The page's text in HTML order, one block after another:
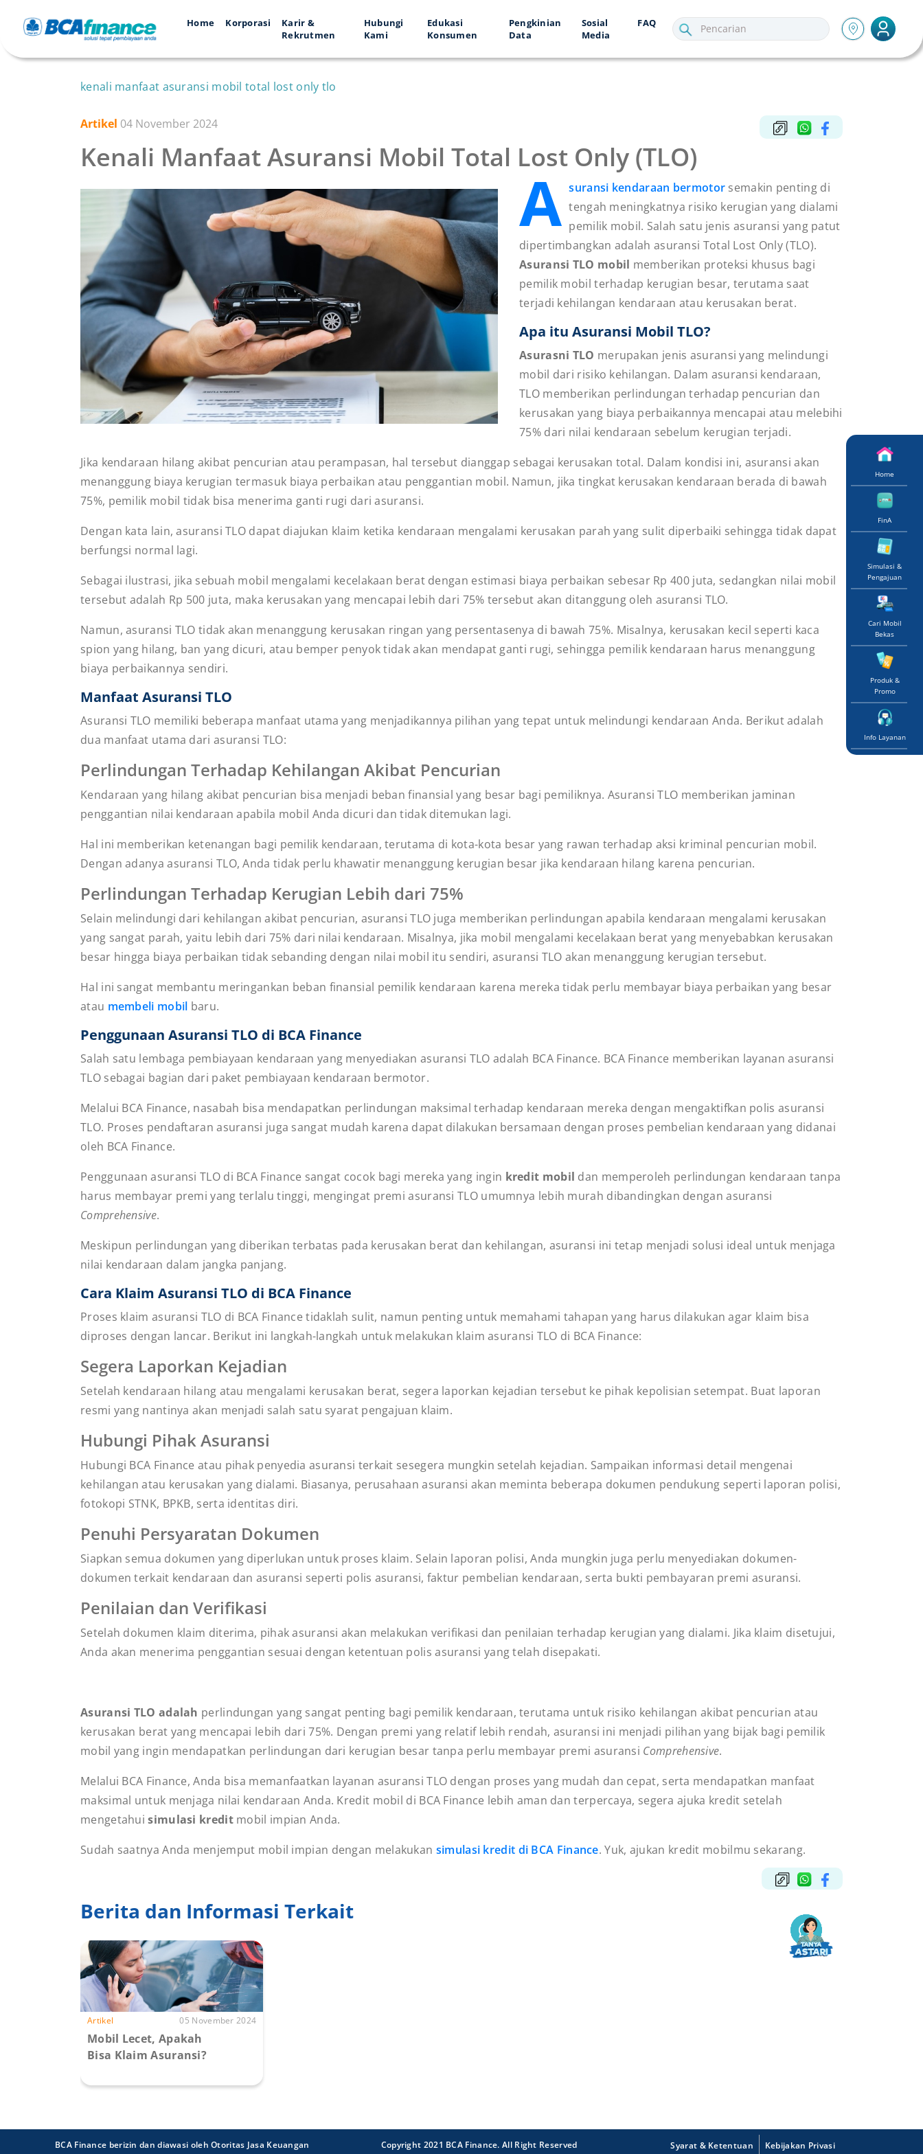
Home Korporasi
Karir &
Rekrutmen
Hubungi
Kami
Edukasi
Konsumen
Pengkinian
Data
Sosial
Media
FAQ
Home
FinA
Simulasi &
Pengajuan
Cari Mobil
Bekas
Produk &
Promo
Info Layanan
kenali manfaat asuransi mobil total lost only tlo
Artikel 04 November 2024
Kenali Manfaat Asuransi Mobil Total Lost Only (TLO)
A suransi kendaraan bermotor semakin penting di
tengah meningkatnya risiko kerugian yang dialami
pemilik mobil. Salah satu jenis asuransi yang patut
dipertimbangkan adalah asuransi Total Lost Only (TLO).
Asuransi TLO mobil memberikan proteksi khusus bagi
pemilik mobil terhadap kerugian besar, terutama saat
terjadi kehilangan kendaraan atau kerusakan berat.
Apa itu Asuransi Mobil TLO?
Asurasni TLO merupakan jenis asuransi yang melindungi
mobil dari risiko kehilangan. Dalam asuransi kendaraan,
TLO memberikan perlindungan terhadap pencurian dan
kerusakan yang biaya perbaikannya mencapai atau melebihi
75% dari nilai kendaraan sebelum kerugian terjadi.
Jika kendaraan hilang akibat pencurian atau perampasan, hal tersebut dianggap sebagai kerusakan total. Dalam kondisi ini, asuransi akan
menanggung biaya kerugian termasuk biaya perbaikan atau penggantian mobil. Namun, jika tingkat kerusakan kendaraan berada di bawah
75%, pemilik mobil tidak bisa menerima ganti rugi dari asuransi.
Dengan kata lain, asuransi TLO dapat diajukan klaim ketika kendaraan mengalami kerusakan parah yang sulit diperbaiki sehingga tidak dapat
berfungsi normal lagi.
Sebagai ilustrasi, jika sebuah mobil mengalami kecelakaan berat dengan estimasi biaya perbaikan sebesar Rp 400 juta, sedangkan nilai mobil
tersebut adalah Rp 500 juta, maka kerusakan yang mencapai lebih dari 75% tersebut akan ditanggung oleh asuransi TLO.
Namun, asuransi TLO tidak akan menanggung kerusakan ringan yang persentasenya di bawah 75%. Misalnya, kerusakan kecil seperti kaca
spion yang hilang, ban yang dicuri, atau bemper penyok tidak akan mendapat ganti rugi, sehingga pemilik kendaraan harus menanggung
biaya perbaikannya sendiri.
Manfaat Asuransi TLO
Asuransi TLO memiliki beberapa manfaat utama yang menjadikannya pilihan yang tepat untuk melindungi kendaraan Anda. Berikut adalah
dua manfaat utama dari asuransi TLO:
Perlindungan Terhadap Kehilangan Akibat Pencurian
Kendaraan yang hilang akibat pencurian bisa menjadi beban finansial yang besar bagi pemiliknya. Asuransi TLO memberikan jaminan
penggantian nilai kendaraan apabila mobil Anda dicuri dan tidak ditemukan lagi.
Hal ini memberikan ketenangan bagi pemilik kendaraan, terutama di kota-kota besar yang rawan terhadap aksi kriminal pencurian mobil.
Dengan adanya asuransi TLO, Anda tidak perlu khawatir menanggung kerugian besar jika kendaraan hilang karena pencurian.
Perlindungan Terhadap Kerugian Lebih dari 75%
Selain melindungi dari kehilangan akibat pencurian, asuransi TLO juga memberikan perlindungan apabila kendaraan mengalami kerusakan
yang sangat parah, yaitu lebih dari 75% dari nilai kendaraan. Misalnya, jika mobil mengalami kecelakaan berat yang menyebabkan kerusakan
besar hingga biaya perbaikan tidak sebanding dengan nilai mobil itu sendiri, asuransi TLO akan menanggung kerugian tersebut.
Hal ini sangat membantu meringankan beban finansial pemilik kendaraan karena mereka tidak perlu membayar biaya perbaikan yang besar
atau membeli mobil baru.
Penggunaan Asuransi TLO di BCA Finance
Salah satu lembaga pembiayaan kendaraan yang menyediakan asuransi TLO adalah BCA Finance. BCA Finance memberikan layanan asuransi
TLO sebagai bagian dari paket pembiayaan kendaraan bermotor.
Melalui BCA Finance, nasabah bisa mendapatkan perlindungan maksimal terhadap kendaraan mereka dengan mengaktifkan polis asuransi
TLO. Proses pendaftaran asuransi juga sangat mudah karena dapat dilakukan bersamaan dengan proses pembelian kendaraan yang didanai
oleh BCA Finance.
Penggunaan asuransi TLO di BCA Finance sangat cocok bagi mereka yang ingin kredit mobil dan memperoleh perlindungan kendaraan tanpa
harus membayar premi yang terlalu tinggi, mengingat premi asuransi TLO umumnya lebih murah dibandingkan dengan asuransi
Comprehensive.
Meskipun perlindungan yang diberikan terbatas pada kerusakan berat dan kehilangan, asuransi ini tetap menjadi solusi ideal untuk menjaga
nilai kendaraan dalam jangka panjang.
Cara Klaim Asuransi TLO di BCA Finance
Proses klaim asuransi TLO di BCA Finance tidaklah sulit, namun penting untuk memahami tahapan yang harus dilakukan agar klaim bisa
diproses dengan lancar. Berikut ini langkah-langkah untuk melakukan klaim asuransi TLO di BCA Finance:
Segera Laporkan Kejadian
Setelah kendaraan hilang atau mengalami kerusakan berat, segera laporkan kejadian tersebut ke pihak kepolisian setempat. Buat laporan
resmi yang nantinya akan menjadi salah satu syarat pengajuan klaim.
Hubungi Pihak Asuransi
Hubungi BCA Finance atau pihak penyedia asuransi terkait sesegera mungkin setelah kejadian. Sampaikan informasi detail mengenai
kehilangan atau kerusakan yang dialami. Biasanya, perusahaan asuransi akan meminta beberapa dokumen pendukung seperti laporan polisi,
fotokopi STNK, BPKB, serta identitas diri.
Penuhi Persyaratan Dokumen
Siapkan semua dokumen yang diperlukan untuk proses klaim. Selain laporan polisi, Anda mungkin juga perlu menyediakan dokumen-
dokumen terkait kendaraan dan asuransi seperti polis asuransi, faktur pembelian kendaraan, serta bukti pembayaran premi asuransi.
Penilaian dan Verifikasi
Setelah dokumen klaim diterima, pihak asuransi akan melakukan verifikasi dan penilaian terhadap kerugian yang dialami. Jika klaim disetujui,
Anda akan menerima penggantian sesuai dengan ketentuan polis asuransi yang telah disepakati.
Asuransi TLO adalah perlindungan yang sangat penting bagi pemilik kendaraan, terutama untuk risiko kehilangan akibat pencurian atau
kerusakan berat yang mencapai lebih dari 75%. Dengan premi yang relatif lebih rendah, asuransi ini menjadi pilihan yang bijak bagi pemilik
mobil yang ingin mendapatkan perlindungan dari kerugian besar tanpa perlu membayar premi asuransi Comprehensive.
Melalui BCA Finance, Anda bisa memanfaatkan layanan asuransi TLO dengan proses yang mudah dan cepat, serta mendapatkan manfaat
maksimal untuk menjaga nilai kendaraan Anda. Kredit mobil di BCA Finance lebih aman dan terpercaya, segera ajuka kredit setelah
mengetahuisimulasi kredit mobil impian Anda.
Sudah saatnya Anda menjemput mobil impian dengan melakukan simulasi kredit di BCA Finance. Yuk, ajukan kredit mobilmu sekarang.
Berita dan Informasi Terkait
Artikel 05 November 2024
Mobil Lecet, Apakah
Bisa Klaim Asuransi?
BCA Finance berizin dan diawasi oleh Otoritas Jasa Keuangan Copyright 2021 BCA Finance. All Right Reserved Syarat & Ketentuan Kebijakan Privasi